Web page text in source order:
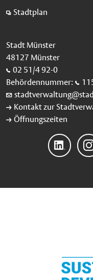
Stadtplan
Stadt Münster
48127 Münster
02 51/4 92-0
Behördennummer:
Kontakt zur
Öffnungszeiten